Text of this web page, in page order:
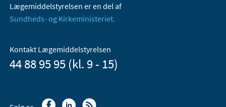
Lægemiddelstyrelsen er en del af
Sundheds- og Kirkeministeriet.
Kontakt Lægemiddelstyrelsen
44 88 95 95 (kl. 9 - 15)